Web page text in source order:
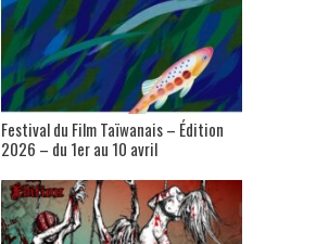
Festival du Film Taïwanais – Édition
2026 – du 1er au 10 avril